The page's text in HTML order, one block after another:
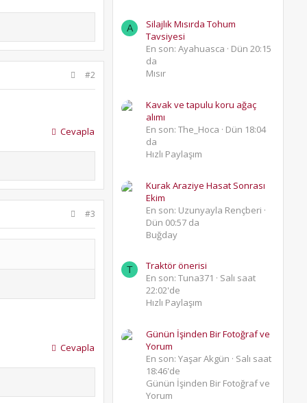
#2
Cevapla
#3
Cevapla
A
Silajlık Mısırda Tohum
Tavsiyesi
En son: Ayahuasca
Dün 20:15
da
Mısır
Kavak ve tapulu koru ağaç
alımı
En son: The_Hoca
Dün 18:04
da
Hızlı Paylaşım
Kurak Araziye Hasat Sonrası
Ekim
En son: Uzunyayla Rençberi
Dün 00:57 da
Buğday
T
Traktör önerisi
En son: Tuna371
Salı saat
22:02'de
Hızlı Paylaşım
Günün İşinden Bir Fotoğraf ve
Yorum
En son: Yaşar Akgün
Salı saat
18:46'de
Günün İşinden Bir Fotoğraf ve
Yorum